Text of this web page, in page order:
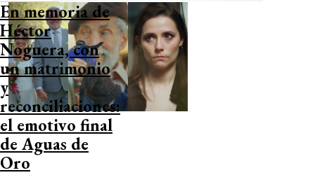
En memoria de
Héctor
Noguera, con
un matrimonio
y
reconciliaciones:
el emotivo final
de Aguas de
Oro